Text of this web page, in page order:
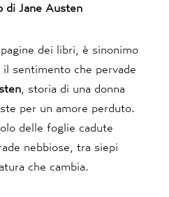
di Jane Austen
dei libri, è sinonimo
sentimento che pervade
, storia di una donna
per un amore perduto.
delle foglie cadute
nebbiose, tra siepi
che cambia.